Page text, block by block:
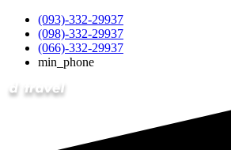
(093)-332-29937
(098)-332-29937
(066)-332-29937
min_phone